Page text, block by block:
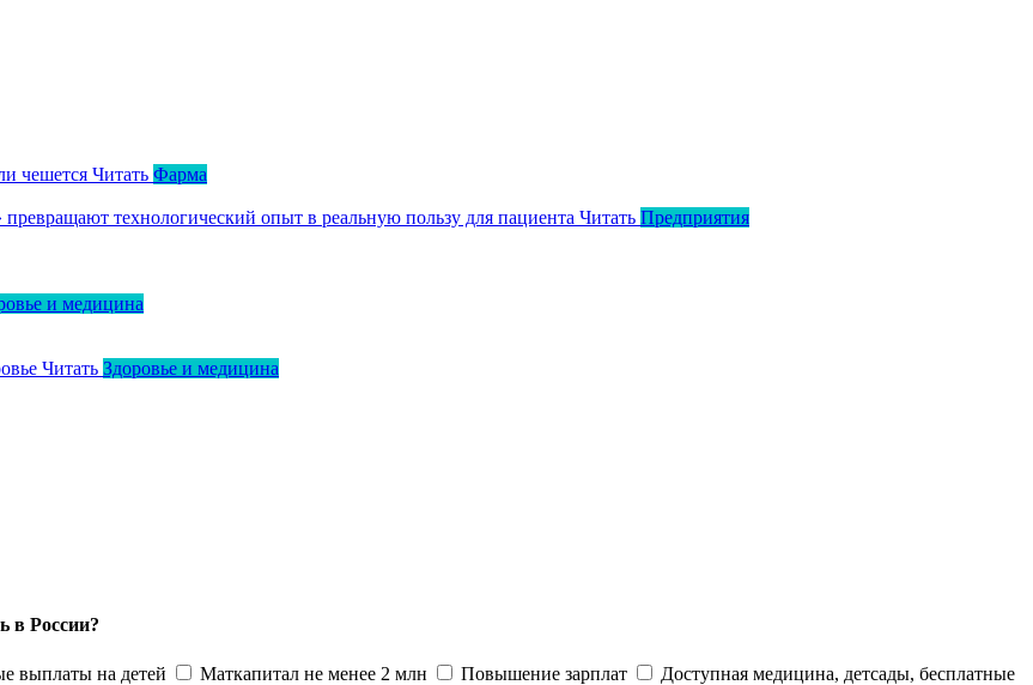
чешется Читать Фарма
технологический опыт в реальную пользу для пациента Читать Предприятия
и медицина
Читать Здоровье и медицина
в России?
выплаты на детей Маткапитал не менее 2 млн Повышение зарплат
Доступная медицина, детсады, бесплатные